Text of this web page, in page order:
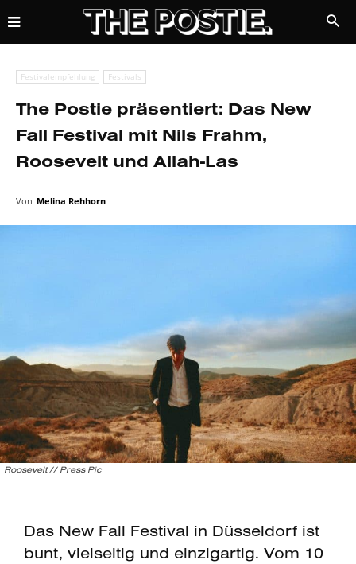
Festivalempfehlung Festivals
The Postie präsentiert: Das New
Fall Festival mit Nils Frahm,
Roosevelt und Allah-Las
Von Melina Rehhorn
Roosevelt // Press Pic
Das New Fall Festival in Düsseldorf ist
bunt, vielseitig und einzigartig. Vom 10